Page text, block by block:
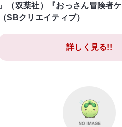
』（双葉社）『おっさん冒険者ケ
（SBクリエイティブ）
詳しく見る!!